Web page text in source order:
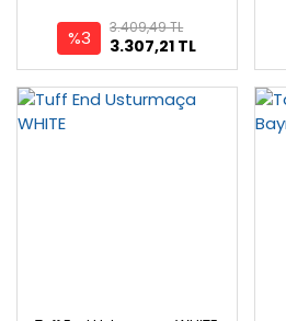
%3 3.307,21 TL
3.409,49 TL